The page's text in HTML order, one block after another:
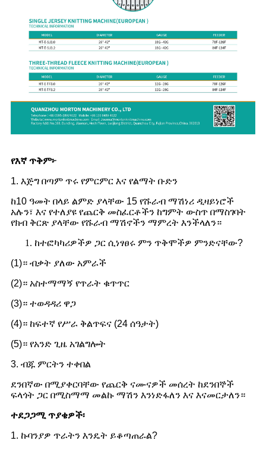
የእኛ ጥቅም፦
1. እጅግ በጣም ጥሩ የምርምር እና የልማት ቡድን
ከ10 ዓመት በላይ ልምድ ያላቸው 15 የሹራብ ማሽነሪ ዲዛይነሮች
አሉን፣ እና የተለያዩ የጨርቅ መስፈርቶችን ከግምት ውስጥ በማስገባት
የክብ ቅርጽ ያላቸው የሹራብ ማሽኖችን ማምረት እንችላለን።
ከተፎካካሪዎችዎ ጋር ሲነፃፀሩ ምን ጥቅሞችዎ ምንድናቸው?
(1)። ብቃት ያለው አምራች
(2)። አስተማማኝ የጥራት ቁጥጥር
(3)። ተወዳዳሪ ዋጋ
(4)። ከፍተኛ የሥራ ቅልጥፍና (24 ሰዓታት)
(5)። የአንድ ጊዜ አገልግሎት
3. ብጁ ምርትን ተቀበል
ደንበኛው በሚያቀርባቸው የጨርቅ ናሙናዎች መሰረት ከደንበኞች
ፍላጎት ጋር በሚስማማ መልኩ ማሽን እንነድፋለን እና እናመርታለን።
ተደጋጋሚ ጥያቄዎች፡
1. ኩባንያዎ ጥራትን እንዴት ይቆጣጠራል?